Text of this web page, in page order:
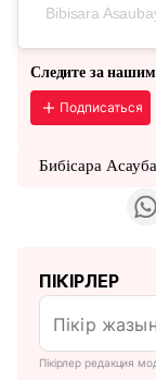
Bibisara
Следите за
Подписаться
Бибісара
ПІКІРЛЕР
Пікірлер редакция